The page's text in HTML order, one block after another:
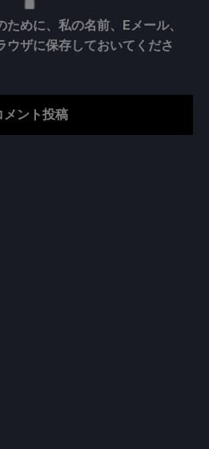
めに、私の名前、Eメール、
ウザに保存しておいてくださ